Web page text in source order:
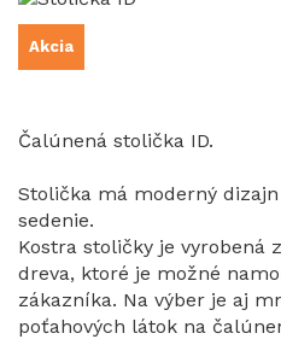
Akcia
Čalúnená stolička ID.
Stolička má moderný
sedenie.
Kostra stoličky je vyrobená
dreva, ktoré je možné
zákazníka. Na výber je aj
poťahových látok na